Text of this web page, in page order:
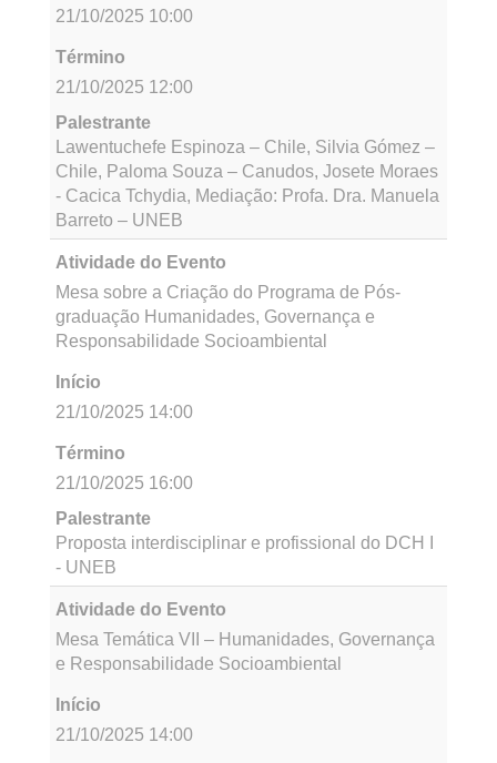
Palestrante
INEMA, Profa. Me. Almerinda Gomes – UNEB,
Mediação: Profa. Dra. Rosana Reis - UNEB
Atividade do Evento
Monitoria 15h
Início
21/10/2025 08:00
Término
25/10/2025 12:00
Palestrante
Atividade do Evento
Mesa Temática VI (Integradora): Governança da
Brasil e do Chile
Início
21/10/2025 10:00
Término
Palestrante
Lawentuchefe Espinoza – Chile, Silvia Gómez –
- Cacica Tchydia, Mediação: Profa. Dra. Manuela
Barreto – UNEB